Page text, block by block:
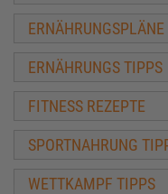
ERNÄHRUNGS TIPPS
FITNESS REZEPTE
SPORTNAHRUNG
WETTKAMPF TIPPS